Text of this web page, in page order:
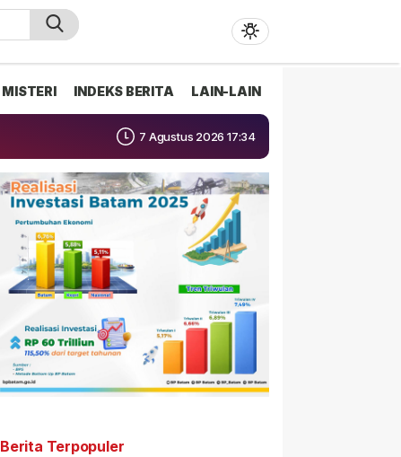
MISTERI INDEKS BERITA LAIN-LAIN
7 Agustus 2026 17:34
Berita Terpopuler